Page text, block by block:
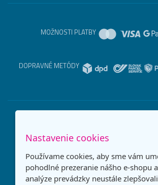
MOŽNOSTI PLATBY
DOPRAVNÉ METÓDY
Nastavenie cookies
Používame cookies, aby sme vám
pohodlné prezeranie nášho e-shopu
analýze prevádzky neustále